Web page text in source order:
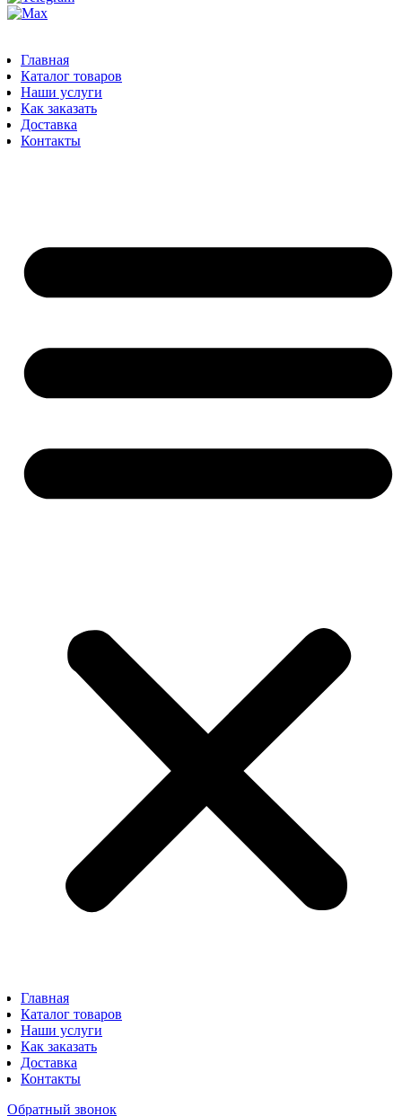
Главная
Каталог товаров
Наши услуги
Как заказать
Доставка
Контакты
Главная
Каталог товаров
Наши услуги
Как заказать
Доставка
Контакты
Обратный звонок